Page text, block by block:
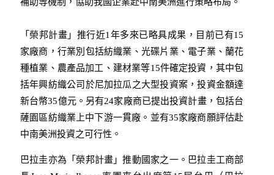
「榮邦計畫」推行近1年多來已略具成果，目前已有15
家廠商，行業別包括紡織業、光碟片業、電子業、蘭花
種植業、農產品加工、建材業等15件確定投資，其中包
括年興紡織公司於尼加拉瓜之大型投資案，投資金額達
新台幣35億元。另有24家廠商已提出投資計畫，包括台
薩園區紡織業上中下游一貫廠。並有35家廠商願評估赴
中南美洲投資之可行性。
巴拉圭亦為「榮邦計畫」推動國家之一。巴拉圭工商部